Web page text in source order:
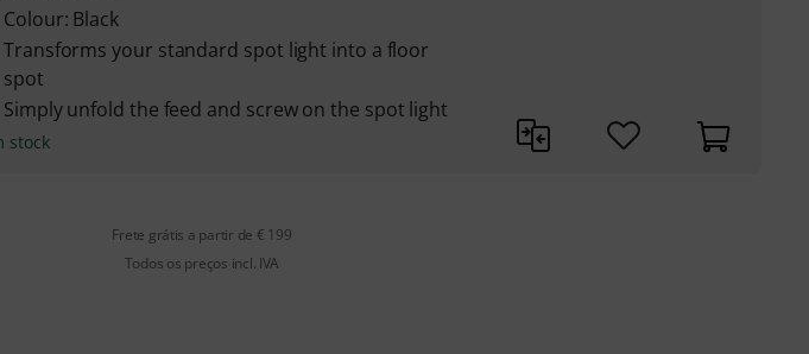
Colour: Black
Transforms your standard spot light into a floor
spot
Simply unfold the feed and screw on the spot light
stock
Frete grátis a partir de € 199
Todos os preços incl. IVA